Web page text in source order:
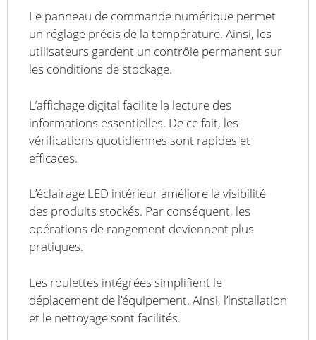
Le panneau de commande numérique permet
un réglage précis de la température. Ainsi, les
utilisateurs gardent un contrôle permanent sur
les conditions de stockage.
L’affichage digital facilite la lecture des
informations essentielles. De ce fait, les
vérifications quotidiennes sont rapides et
efficaces.
L’éclairage LED intérieur améliore la visibilité
des produits stockés. Par conséquent, les
opérations de rangement deviennent plus
pratiques.
Les roulettes intégrées simplifient le
déplacement de l’équipement. Ainsi, l’installation
et le nettoyage sont facilités.